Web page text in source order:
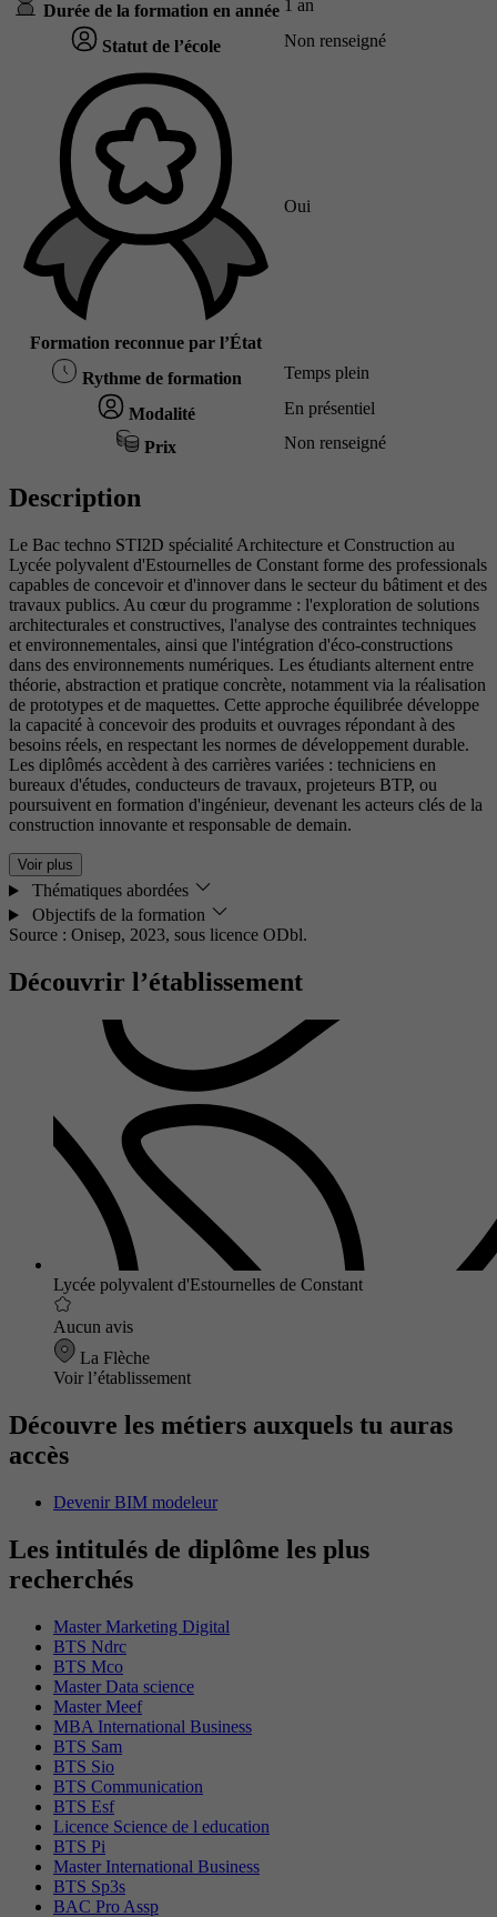
Durée de la formation en année 1 an
Statut de l’école Non renseigné
Formation reconnue par l’État
Oui
Rythme de formation Temps plein
Modalité En présentiel
Prix Non renseigné
Description
Le Bac techno STI2D spécialité Architecture et Construction au
Lycée polyvalent d'Estournelles de Constant forme des professionals
capables de concevoir et d'innover dans le secteur du bâtiment et des
travaux publics. Au cœur du programme : l'exploration de solutions
architecturales et constructives, l'analyse des contraintes techniques
et environnementales, ainsi que l'intégration d'éco-constructions
dans des environnements numériques. Les étudiants alternent entre
théorie, abstraction et pratique concrète, notamment via la réalisation
de prototypes et de maquettes. Cette approche équilibrée développe
la capacité à concevoir des produits et ouvrages répondant à des
besoins réels, en respectant les normes de développement durable.
Les diplômés accèdent à des carrières variées : techniciens en
bureaux d'études, conducteurs de travaux, projeteurs BTP, ou
poursuivent en formation d'ingénieur, devenant les acteurs clés de la
construction innovante et responsable de demain.
Voir plus
Thématiques abordées
Objectifs de la formation
Source : Onisep, 2023, sous licence ODbl.
Découvrir l’établissement
Lycée polyvalent d'Estournelles de Constant
Aucun avis
La Flèche
Voir l’établissement
Découvre les métiers auxquels tu auras
accès
Devenir BIM modeleur
Les intitulés de diplôme les plus
recherchés
Master Marketing Digital
BTS Ndrc
BTS Mco
Master Data science
Master Meef
MBA International Business
BTS Sam
BTS Sio
BTS Communication
BTS Esf
Licence Science de l education
BTS Pi
Master International Business
BTS Sp3s
BAC Pro Assp